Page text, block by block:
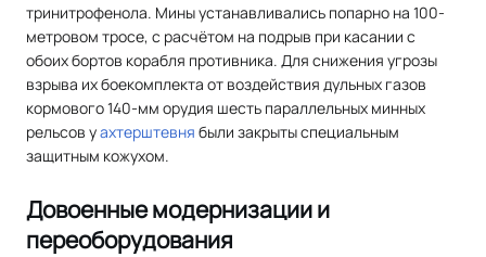
тринитрофенола. Мины устанавливались попарно на 100-
метровом тросе, с расчётом на подрыв при касании с
обоих бортов корабля противника. Для снижения угрозы
взрыва их боекомплекта от воздействия дульных газов
кормового 140-мм орудия шесть параллельных минных
рельсов уахтерштевня были закрыты специальным
защитным кожухом.
Довоенные модернизации и
переоборудования